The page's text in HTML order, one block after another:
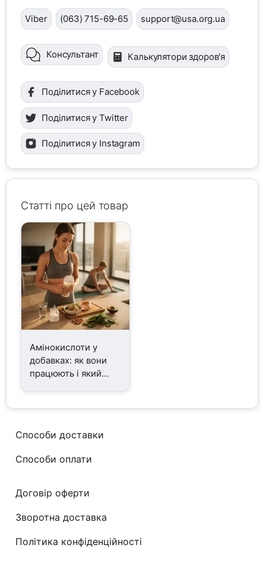
Viber (063) 715-69-65 support@usa.org.ua
Консультант Калькулятори здоров'я
Поділитися у Facebook
Поділитися у Twitter
Поділитися у Instagram
Статті про цей товар
Амінокислоти у
добавках: як вони
працюють і який
Способи доставки
Способи оплати
Договір оферти
Зворотна доставка
Політика конфіденційності